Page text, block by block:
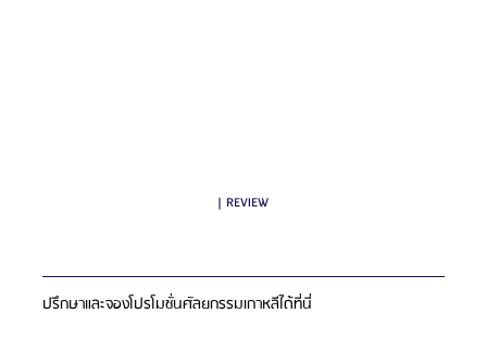
| REVIEW
ปรึกษาและจองโปรโมชั่นศัลยกรรมเกาหลีได้ที่นี่